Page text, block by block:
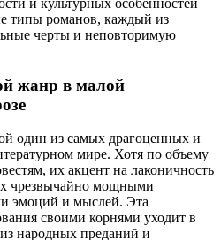
типы романов, каждый из
черты и неповторимую
жанр в малой
один из самых драгоценных и
мире. Хотя по объему
их акцент на лаконичность
чрезвычайно мощными
эмоций и мыслей. Эта
своими корнями уходит в
народных преданий и